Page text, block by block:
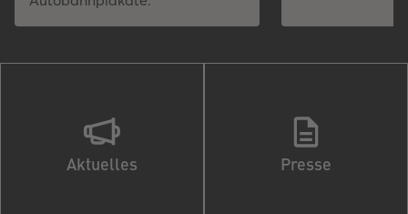
Aktuelles Presse